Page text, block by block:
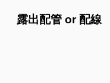
露出配管 or 配線